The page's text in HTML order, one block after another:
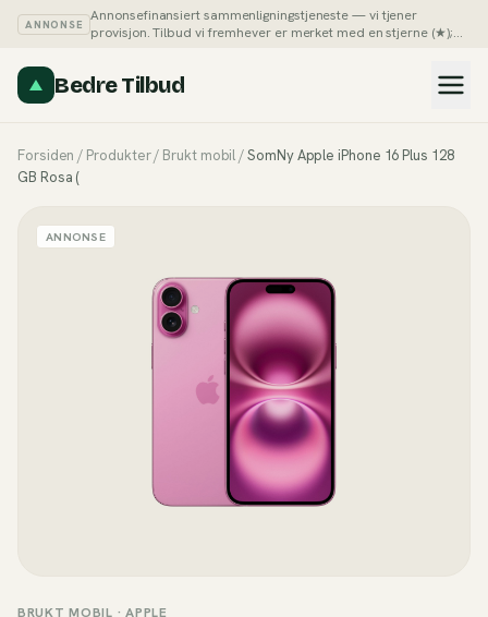
ANNONSE
Annonsefinansiert sammenligningstjeneste — vi tjener
provisjon. Tilbud vi fremhever er merket med en stjerne (★);
Bedre Tilbud
Forsiden / Produkter/ Brukt mobil/SomNy Apple iPhone 16 Plus 128
GB Rosa (
ANNONSE
BRUKT MOBIL · APPLE